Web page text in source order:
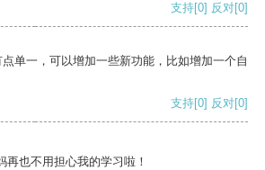
支持[0] 反对[0]
单一，可以增加一些新功能，比如增加一个自
支持[0] 反对[0]
再也不用担心我的学习啦！